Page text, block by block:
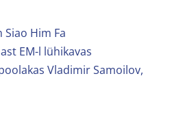
Him Fa
EM-l lühikavas
Vladimir Samoilov,